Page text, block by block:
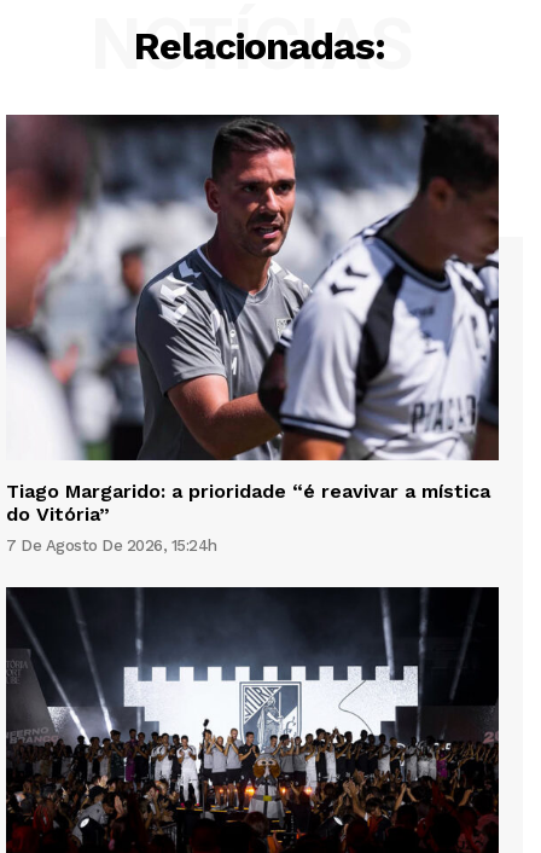
Relacionadas:
NOTÍCIAS
Tiago Margarido: a prioridade “é reavivar a mística
do Vitória”
7 De Agosto De 2026, 15:24h